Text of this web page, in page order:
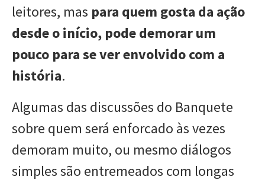
leitores, mas para quem gosta da ação
desde o início, pode demorar um
pouco para se ver envolvido com a
história.
Algumas das discussões do Banquete
sobre quem será enforcado às vezes
demoram muito, ou mesmo diálogos
simples são entremeados com longas